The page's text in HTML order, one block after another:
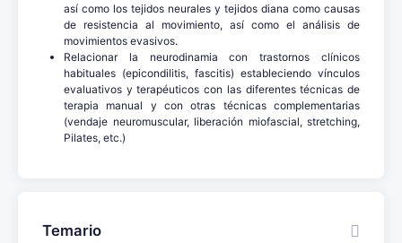
así como los tejidos neurales y tejidos diana como causas
de resistencia al movimiento, así como el análisis de
movimientos evasivos.
Relacionar la neurodinamia con trastornos clínicos
habituales (epicondilitis, fascitis) estableciendo vínculos
evaluativos y terapéuticos con las diferentes técnicas de
terapia manual y con otras técnicas complementarias
(vendaje neuromuscular, liberación miofascial, stretching,
Pilates, etc.)
Temario